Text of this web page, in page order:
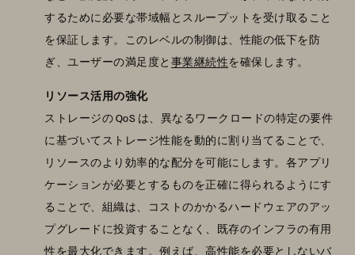
するために必要な帯域幅とスループットを受け取ること
を保証します。このレベルの制御は、性能の低下を防
ぎ、ユーザーの満足度と 事業継続性を確保します。
リソース活用の強化
ストレージの QoS は、異なるワークロードの特定の要件
に基づいてストレージ性能を動的に割り当てることで、
リソースのより効率的な配分を可能にします。各アプリ
ケーションが必要とするものを正確に得られるようにす
ることで、組織は、コストのかかるハードウェアのアッ
プグレードに投資することなく、既存のインフラの有用
性を最大化できます。例えば、高性能を必要としないバ